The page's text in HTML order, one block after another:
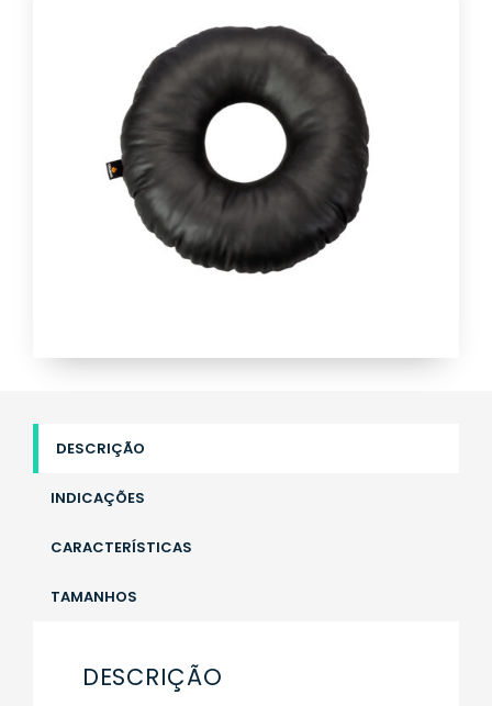
DESCRIÇÃO
INDICAÇÕES
CARACTERÍSTICAS
TAMANHOS
DESCRIÇÃO